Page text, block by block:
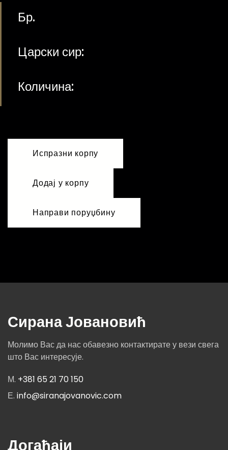
Бр.
Царски сир:
Количина:
Сирана Јовановић
Молимо Вас да нас обавезно контактирате у вези свега
што Вас интересује.
М. +381 65 21 70 150
Е. info@siranajovanovic.com
Догађаји